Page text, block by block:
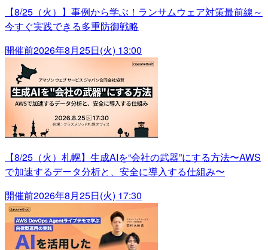
【8/25（火）】事例から学ぶ！ランサムウェア対策最前線～
今すぐ実践できる多重防御戦略
開催前2026年8月25日(火) 13:00
【8/25（火）札幌】生成AIを“会社の武器”にする方法〜AWS
で加速するデータ分析と、安全に導入する仕組み〜
開催前2026年8月25日(火) 17:30